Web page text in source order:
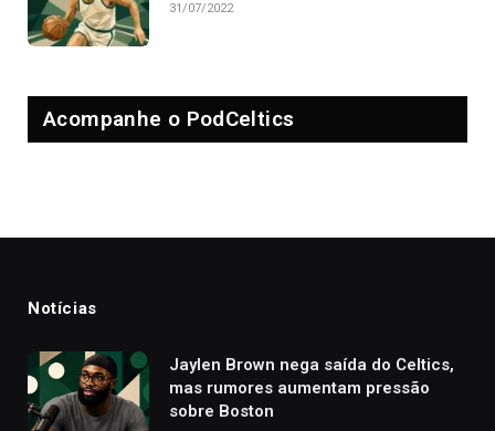
31/07/2022
Acompanhe o PodCeltics
Notícias
Jaylen Brown nega saída do Celtics,
mas rumores aumentam pressão
sobre Boston